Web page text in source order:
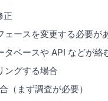
正
ェースを変更する必要が
ベースや API などが絡
ングする場合
（まず調査が必要）